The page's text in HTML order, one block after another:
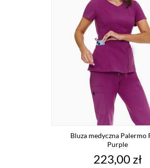
Bluza medyczna Palermo
Purple
Cena
223,00 zł